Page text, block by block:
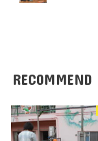
RECOMMEND